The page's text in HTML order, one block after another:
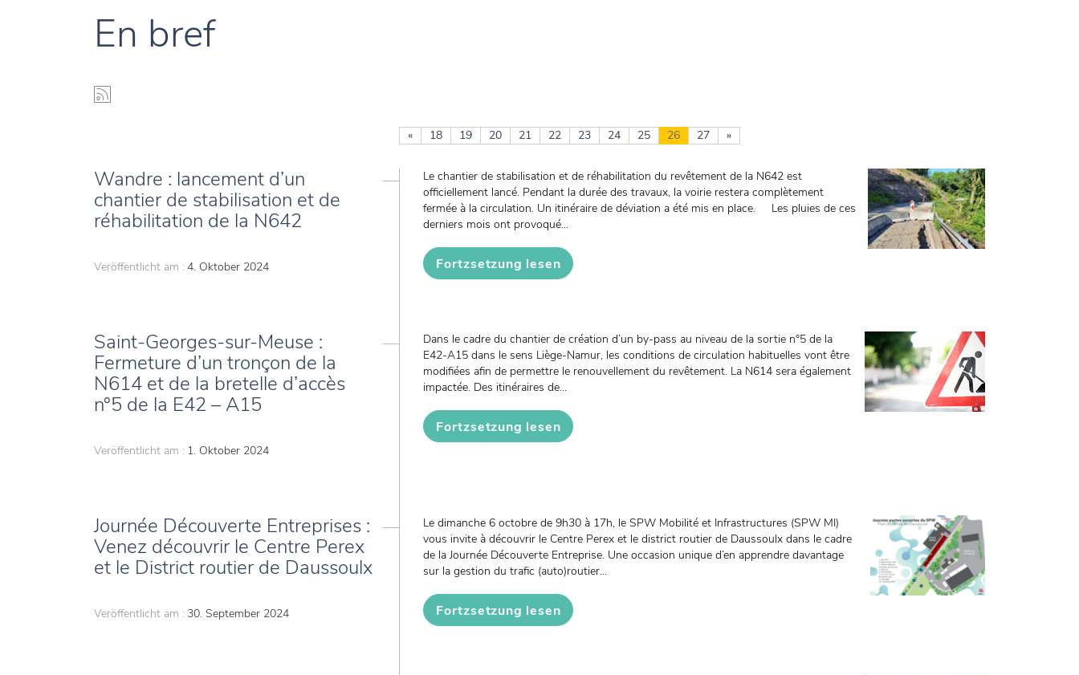
En bref
« 18 19 20 21 22 23 24 25 26 27 »
Wandre : lancement d’un
chantier de stabilisation et de
réhabilitation de la N642
Veröffentlicht am : 4. Oktober 2024
Le chantier de stabilisation et de réhabilitation du revêtement de la N642 est
officiellement lancé. Pendant la durée des travaux, la voirie restera complètement
fermée à la circulation. Un itinéraire de déviation a été mis en place. Les pluies de ces
derniers mois ont provoqué...
Fortzsetzung lesen
Saint-Georges-sur-Meuse :
Fermeture d’un tronçon de la
N614 et de la bretelle d’accès
n°5 de la E42 – A15
Veröffentlicht am : 1. Oktober 2024
Dans le cadre du chantier de création d’un by-pass au niveau de la sortie n°5 de la
E42-A15 dans le sens Liège-Namur, les conditions de circulation habituelles vont être
modifiées afin de permettre le renouvellement du revêtement. La N614 sera également
impactée. Des itinéraires de...
Fortzsetzung lesen
Journée Découverte Entreprises :
Venez découvrir le Centre Perex
et le District routier de Daussoulx
Veröffentlicht am : 30. September 2024
Le dimanche 6 octobre de 9h30 à 17h, le SPW Mobilité et Infrastructures (SPW MI)
vous invite à découvrir le Centre Perex et le district routier de Daussoulx dans le cadre
de la Journée Découverte Entreprise. Une occasion unique d’en apprendre davantage
sur la gestion du trafic (auto)routier...
Fortzsetzung lesen